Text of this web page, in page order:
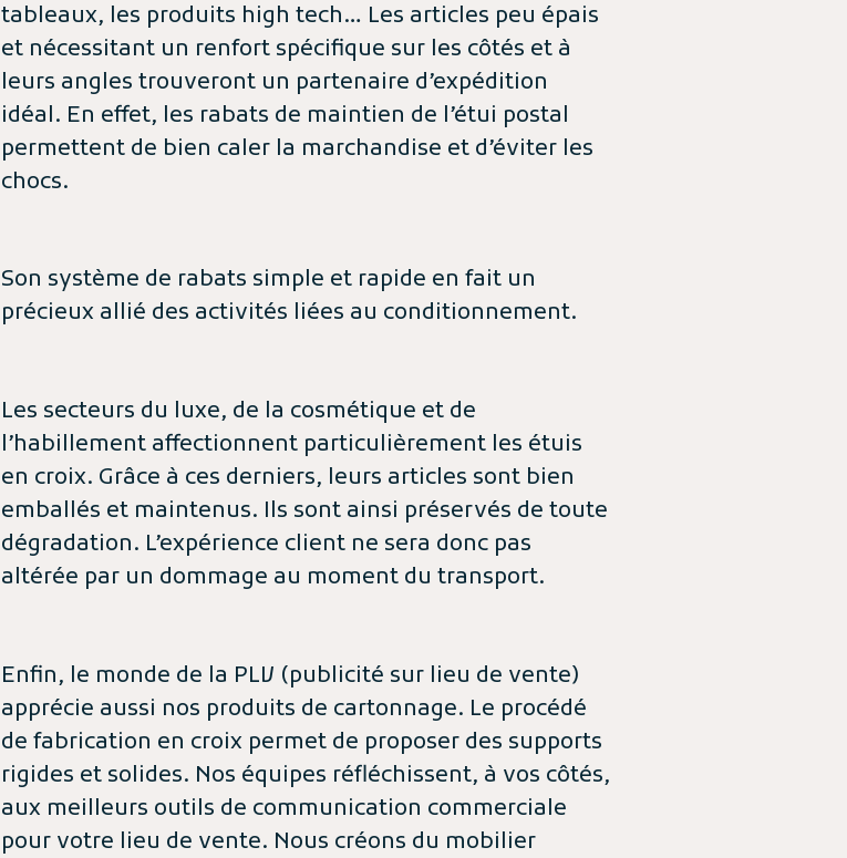
tableaux, les produits high tech… Les articles peu épais
et nécessitant un renfort spécifique sur les côtés et à
leurs angles trouveront un partenaire d’expédition
idéal. En effet, les rabats de maintien de l’étui postal
permettent de bien caler la marchandise et d’éviter les
chocs.
Son système de rabats simple et rapide en fait un
précieux allié des activités liées au conditionnement.
Les secteurs du luxe, de la cosmétique et de
l’habillement affectionnent particulièrement les étuis
en croix. Grâce à ces derniers, leurs articles sont bien
emballés et maintenus. Ils sont ainsi préservés de toute
dégradation. L’expérience client ne sera donc pas
altérée par un dommage au moment du transport.
Enfin, le monde de la PLV (publicité sur lieu de vente)
apprécie aussi nos produits de cartonnage. Le procédé
de fabrication en croix permet de proposer des supports
rigides et solides. Nos équipes réfléchissent, à vos côtés,
aux meilleurs outils de communication commerciale
pour votre lieu de vente. Nous créons du mobilier